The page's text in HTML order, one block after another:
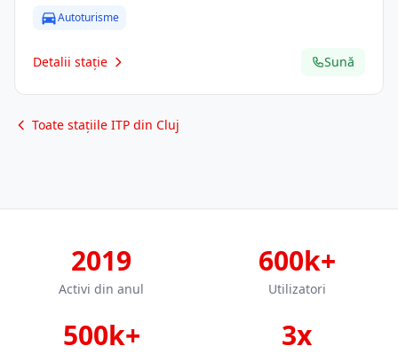
Autoturisme
Detalii stație Sună
Toate stațiile ITP din Cluj
2019
Activi din anul
600k+
Utilizatori
500k+ 3x